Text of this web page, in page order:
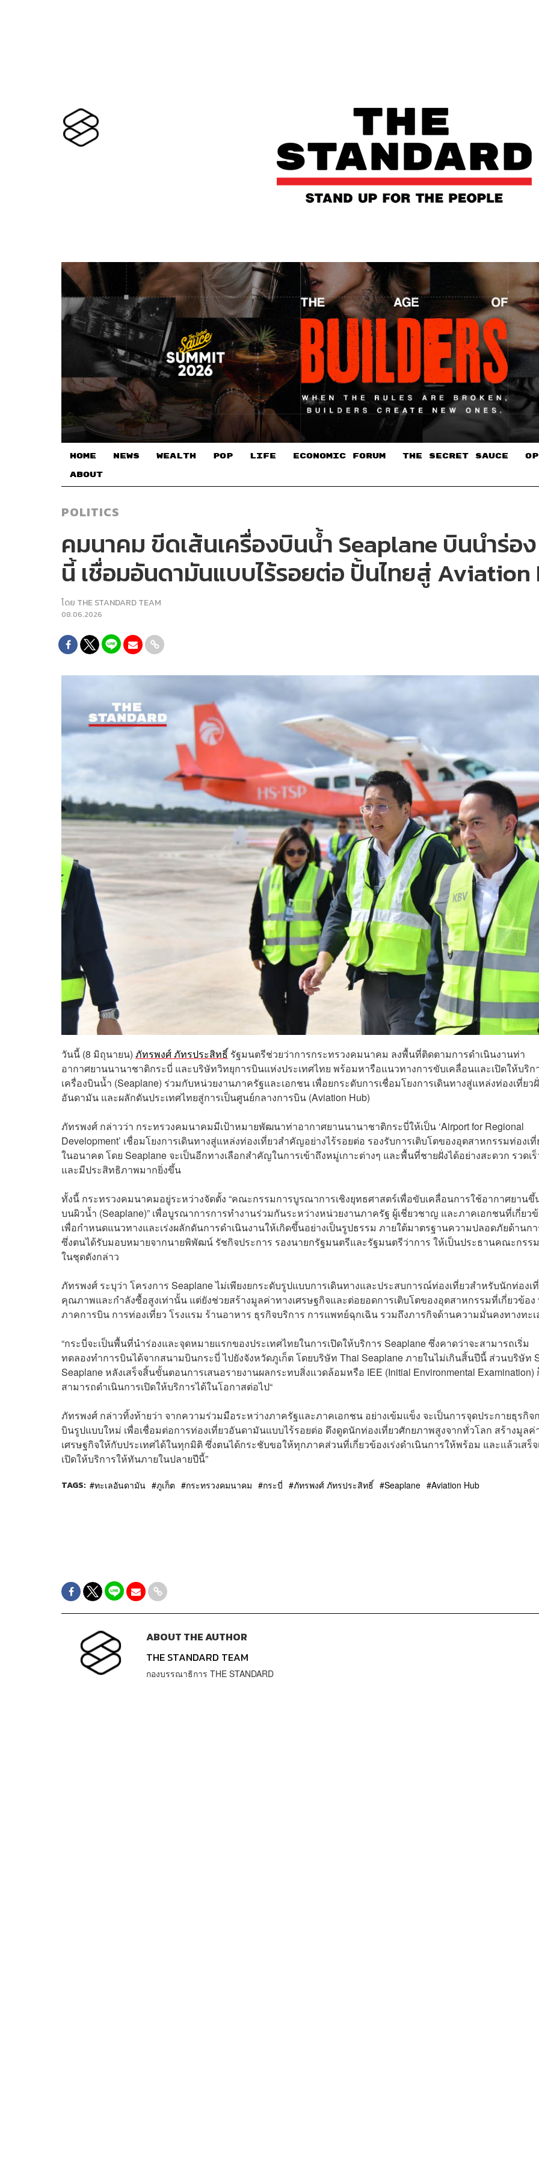
HOME NEWS WEALTH POP LIFE ECONOMIC FORUM THE SECRET SAUCE​
ABOUT
POLITICS
คมนาคม ขีดเส้นเครื่องบินน้ำ Seaplane บินนำร่อ
นี้ เชื่อมอันดามันแบบไร้รอยต่อ ปั้นไทยสู่ Aviation
โดย THE STANDARD TEAM
08.06.2026
วันนี้ (8 มิถุนายน) ภัทรพงศ์ ภัทรประสิทธิ์ รัฐมนตรีช่วยว่าการกระทรวงคมนาคม ลงพื้นที่ติดตามการดำเนินงานท่า
อากาศยานนานาชาติกระบี่ และบริษัทวิทยุการบินแห่งประเทศไทย พร้อมหารือแนวทางการขับเคลื่อนและเปิดให้บริก
เครื่องบินน้ำ (Seaplane) ร่วมกับหน่วยงานภาครัฐและเอกชน เพื่อยกระดับการเชื่อมโยงการเดินทางสู่แหล่งท่องเที่ยว
อันดามัน และผลักดันประเทศไทยสู่การเป็นศูนย์กลางการบิน (Aviation Hub)
ภัทรพงศ์ กล่าวว่า กระทรวงคมนาคมมีเป้าหมายพัฒนาท่าอากาศยานนานาชาติกระบี่ให้เป็น ‘Airport for Regional
Development’ เชื่อมโยงการเดินทางสู่แหล่งท่องเที่ยวสำคัญอย่างไร้รอยต่อ รองรับการเติบโตของอุตสาหกรรมท่องเที่
ในอนาคต โดย Seaplane จะเป็นอีกทางเลือกสำคัญในการเข้าถึงหมู่เกาะต่างๆ และพื้นที่ชายฝั่งได้อย่างสะดวก รวดเ
และมีประสิทธิภาพมากยิ่งขึ้น
ทั้งนี้ กระทรวงคมนาคมอยู่ระหว่างจัดตั้ง “คณะกรรมการบูรณาการเชิงยุทธศาสตร์เพื่อขับเคลื่อนการใช้อากาศยานขึ้
บนผิวน้ำ (Seaplane)” เพื่อบูรณาการการทำงานร่วมกันระหว่างหน่วยงานภาครัฐ ผู้เชี่ยวชาญ และภาคเอกชนที่เกี่ยว
เพื่อกำหนดแนวทางและเร่งผลักดันการดำเนินงานให้เกิดขึ้นอย่างเป็นรูปธรรม ภายใต้มาตรฐานความปลอดภัยด้านก
ซึ่งตนได้รับมอบหมายจากนายพิพัฒน์ รัชกิจประการ รองนายกรัฐมนตรีและรัฐมนตรีว่าการ ให้เป็นประธานคณะกรร
ในชุดดังกล่าว
ภัทรพงศ์ ระบุว่า โครงการ Seaplane ไม่เพียงยกระดับรูปแบบการเดินทางและประสบการณ์ท่องเที่ยวสำหรับนักท่องเ
คุณภาพและกำลังซื้อสูงเท่านั้น แต่ยังช่วยสร้างมูลค่าทางเศรษฐกิจและต่อยอดการเติบโตของอุตสาหกรรมที่เกี่ยวข้อง
ภาคการบิน การท่องเที่ยว โรงแรม ร้านอาหาร ธุรกิจบริการ การแพทย์ฉุกเฉิน รวมถึงภารกิจด้านความมั่นคงทางทะเ
“กระบี่จะเป็นพื้นที่นำร่องและจุดหมายแรกของประเทศไทยในการเปิดให้บริการ Seaplane ซึ่งคาดว่าจะสามารถเริ่ม
ทดลองทำการบินได้จากสนามบินกระบี่ ไปยังจังหวัดภูเก็ต โดยบริษัท Thai Seaplane ภายในไม่เกินสิ้นปีนี้ ส่วนบริษัท
Seaplane หลังเสร็จสิ้นขั้นตอนการเสนอรายงานผลกระทบสิ่งแวดล้อมหรือ IEE (Initial Environmental Examination)
สามารถดำเนินการเปิดให้บริการได้ในโอกาสต่อไป“
ภัทรพงศ์ กล่าวทิ้งท้ายว่า จากความร่วมมือระหว่างภาครัฐและภาคเอกชน อย่างเข้มแข็ง จะเป็นการจุดประกายธุรกิจ
บินรูปแบบใหม่ เพื่อเชื่อมต่อการท่องเที่ยวอันดามันแบบไร้รอยต่อ ดึงดูดนักท่องเที่ยวศักยภาพสูงจากทั่วโลก สร้างมูลค่
เศรษฐกิจให้กับประเทศได้ในทุกมิติ ซึ่งตนได้กระชับขอให้ทุกภาคส่วนที่เกี่ยวข้องเร่งดำเนินการให้พร้อม และแล้วเสร็
เปิดให้บริการให้ทันภายในปลายปีนี้”
TAGS: ทะเลอันดามัน ภูเก็ต กระทรวงคมนาคม กระบี่ ภัทรพงศ์ ภัทรประสิทธิ์ Seaplane Aviation Hub
ABOUT THE AUTHOR
THE STANDARD TEAM
กองบรรณาธิการ THE STANDARD